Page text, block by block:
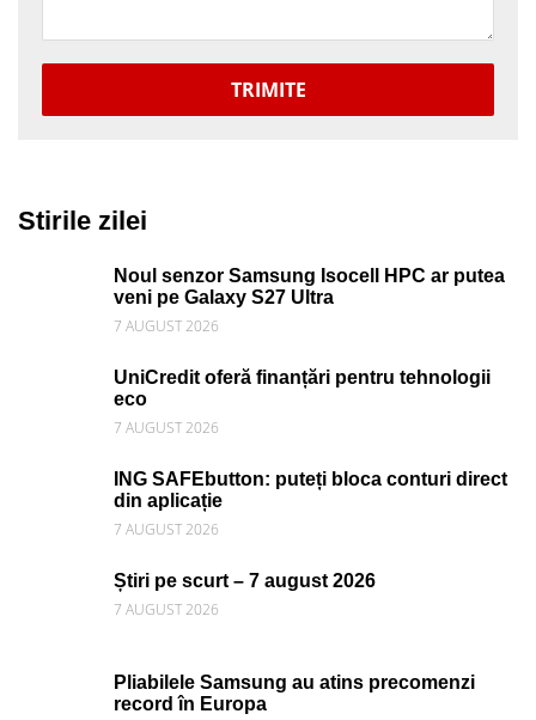
TRIMITE
Stirile zilei
Noul senzor Samsung Isocell HPC ar putea
veni pe Galaxy S27 Ultra
7 AUGUST 2026
UniCredit oferă finanțări pentru tehnologii
eco
7 AUGUST 2026
ING SAFEbutton: puteți bloca conturi direct
din aplicație
7 AUGUST 2026
Știri pe scurt – 7 august 2026
7 AUGUST 2026
Pliabilele Samsung au atins precomenzi
record în Europa